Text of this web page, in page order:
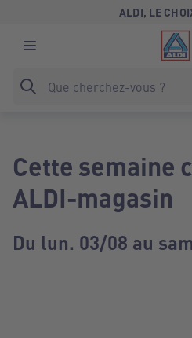
ALDI, LE
Cette semaine
ALDI-magasin
Du lun. 03/08 au